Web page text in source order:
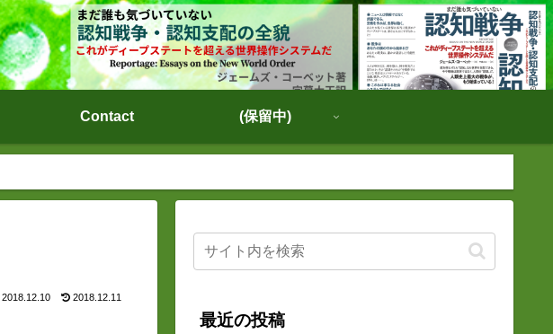
Contact (保留中)
2018.12.10 2018.12.11
最近の投稿